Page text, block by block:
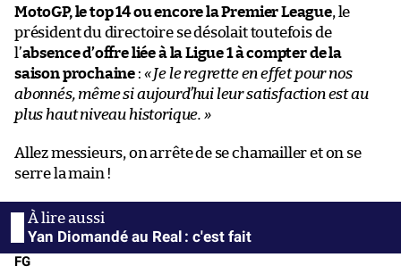
MotoGP, le top 14 ou encore la Premier League, le
président du directoire se désolait toutefois de
l’absence d’offre liée à la Ligue 1 à compter de la
saison prochaine : « Je le regrette en effet pour nos
abonnés, même si aujourd’hui leur satisfaction est au
plus haut niveau historique. »
Allez messieurs, on arrête de se chamailler et on se
serre la main !
Yan Diomandé au Real : c'est fait
FG